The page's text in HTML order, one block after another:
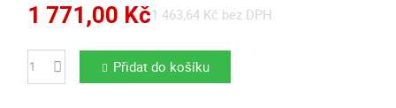
1 771,00 Kč1 463,64 Kč bez DPH
Počet Přidat do košíku